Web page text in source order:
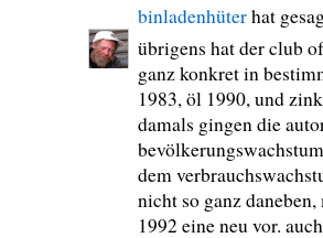
binladenhüterhat
übrigens hat der club
ganz konkret in
1983, öl 1990, und
damals gingen die
dem
nicht so ganz
1992 eine neu vor.